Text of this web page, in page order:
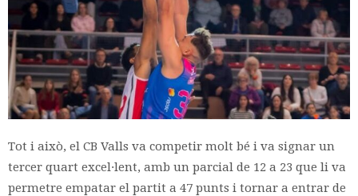
Tot i això, el CB Valls va competir molt bé i va signar un
tercer quart excel·lent, amb un parcial de 12 a 23 que li va
permetre empatar el partit a 47 punts i tornar a entrar de